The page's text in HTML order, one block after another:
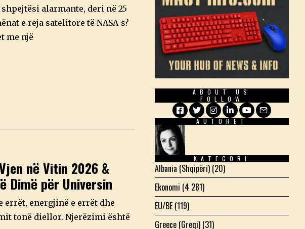
alarmante, deri në 25
e reja satelitore të NASA-s?
me një
në Vitin 2026 &
Dimë për Universin
errët, energjinë e errët dhe
tonë diellor. Njerëzimi është
ABOUT US
FOLLOW
Facebook
TwitterInstagram
LinkedIn
YouTube
Email
AUTORËT
KATEGORI
Albania (Shqipëri) (20)
Ekonomi (4 281)
EU/BE (119)
Greece (Greqi) (31)